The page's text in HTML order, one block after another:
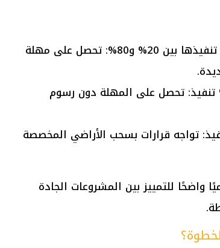
المشروعات التي تتراوح نسب تنفيذها بين 20% و80%: تحصل على مهلة
التي تجاوزت 80% تنفيذ: تحصل على المهلة دون رسوم
الأقل من 20% تنفيذ: تواجه قرارات بسحب الأراضي المخصصة
للتمييز بين المشروعات الجادة